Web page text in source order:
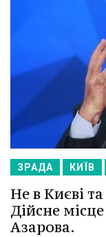
ЗРАДА КИЇВ
Не в Києві
Дійсне
Азарова.